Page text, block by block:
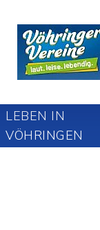
LEBEN IN
VÖHRINGEN